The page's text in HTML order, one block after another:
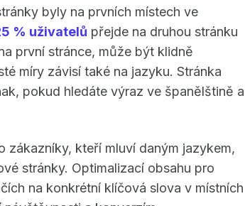
byly na prvních místech ve
% uživatelů přejde na druhou stránku
první stránce, může být klidně
míry závisí také na jazyku. Stránka
pokud hledáte výraz ve španělštině a
zákazníky, kteří mluví daným jazykem,
stránky. Optimalizací obsahu pro
na konkrétní klíčová slova v místních